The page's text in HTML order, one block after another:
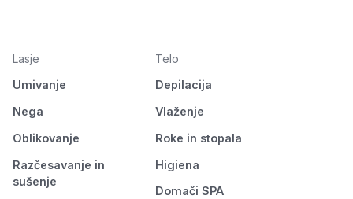
Lasje
Umivanje
Nega
Oblikovanje
Razčesavanje in
sušenje
Telo
Depilacija
Vlaženje
Roke in stopala
Higiena
Domači SPA